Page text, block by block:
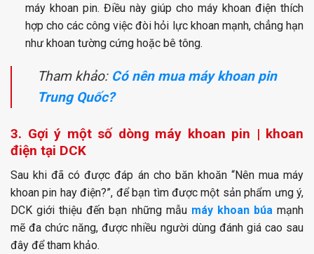
máy khoan pin. Điều này giúp cho máy khoan điện thích
hợp cho các công việc đòi hỏi lực khoan mạnh, chẳng hạn
như khoan tường cứng hoặc bê tông.
Tham khảo: Có nên mua máy khoan pin
Trung Quốc?
3. Gợi ý một số dòng máy khoan pin | khoan
điện tại DCK
Sau khi đã có được đáp án cho băn khoăn “Nên mua máy
khoan pin hay điện?”, để bạn tìm được một sản phẩm ưng ý,
DCK giới thiệu đến bạn những mẫu máy khoan búamạnh
mẽ đa chức năng, được nhiều người dùng đánh giá cao sau
đây để tham khảo.